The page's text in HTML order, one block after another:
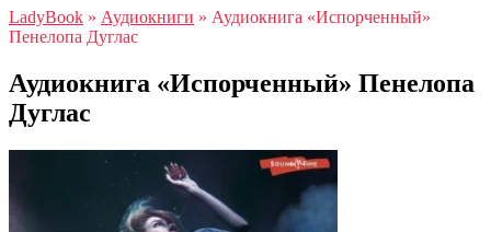
LadyBook » Аудиокниги » Аудиокнига «Испорченный»
Пенелопа Дуглас
Аудиокнига «Испорченный» Пенелопа
Дуглас